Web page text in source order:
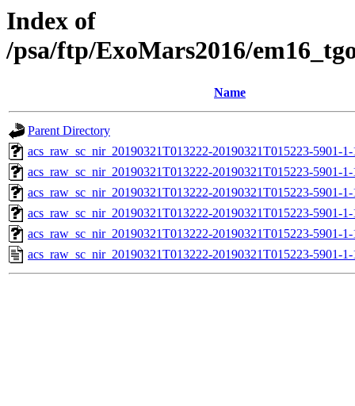
Index of
/psa/ftp/ExoMars2016/
Name
Parent Directory
acs_raw_sc_nir_20190321T013222-20190321T015223-5901-
acs_raw_sc_nir_20190321T013222-20190321T015223-5901-
acs_raw_sc_nir_20190321T013222-20190321T015223-5901-
acs_raw_sc_nir_20190321T013222-20190321T015223-5901-
acs_raw_sc_nir_20190321T013222-20190321T015223-5901-
acs_raw_sc_nir_20190321T013222-20190321T015223-5901-